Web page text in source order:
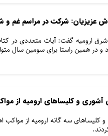
عزیزیان: شرکت در مراسم غم و
ارومیه گفت: آیات متعددی در
و در همین راستا برای سومین سال
آشوری و کلیساهای ارومیه از
کلیساهای سه گانه ارومیه از